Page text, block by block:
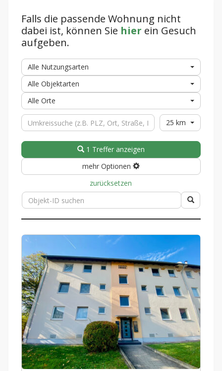
Falls die passende Wohnung nicht
dabei ist, können Sie hier ein Gesuch
aufgeben.
Alle Nutzungsarten
Alle Objektarten
Alle Orte
25 km
1 Treffer anzeigen
mehr Optionen
zurücksetzen